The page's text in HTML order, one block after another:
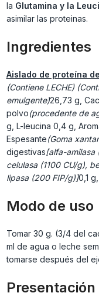
la Glutamina y la
asimilar las proteinas.
Ingredientes
Aislado de proteína
(Contiene LECHE)
emulgente)26,73 g,
polvo(procedente de
g, L-leucina 0,4 g,
Espesante(Goma
digestivas[alfa-
celulasa (1100 CU/g),
lipasa (200 FIP/g)]0,1
Modo de uso
Tomar 30 g. (3/4 del
ml de agua o leche
tomarse después del
Presentación